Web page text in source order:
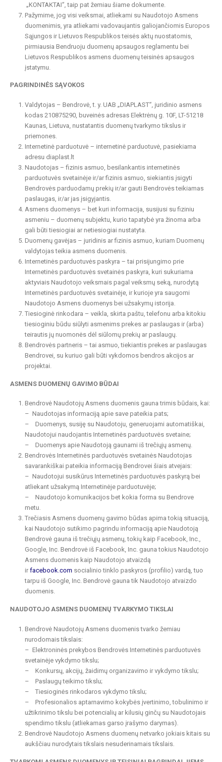
„KONTAKTAI“, taip pat žemiau šiame dokumente.
Pažymime, jog visi veiksmai, atliekami su Naudotojo Asmens
duomenimis, yra atliekami vadovaujantis galiojančiomis Europos
Sąjungos ir Lietuvos Respublikos teisės aktų nuostatomis,
pirmiausia Bendruoju duomenų apsaugos reglamentu bei
Lietuvos Respublikos asmens duomenų teisinės apsaugos
įstatymu.
PAGRINDINĖS SĄVOKOS
Valdytojas – Bendrovė, t. y. UAB „DIAPLAST“, juridinio asmens
kodas 210875290, buveinės adresas Elektrėnų g. 10F, LT-51218
Kaunas, Lietuva, nustatantis duomenų tvarkymo tikslus ir
priemones.
Internetinė parduotuvė – internetinė parduotuvė, pasiekiama
adresu diaplast.lt
Naudotojas – fizinis asmuo, besilankantis internetinės
parduotuvės svetainėje ir/ar fizinis asmuo, siekiantis įsigyti
Bendrovės parduodamų prekių ir/ar gauti Bendrovės teikiamas
paslaugas, ir/ar jas įsigyjantis.
Asmens duomenys – bet kuri informacija, susijusi su fiziniu
asmeniu – duomenų subjektu, kurio tapatybė yra žinoma arba
gali būti tiesiogiai ar netiesiogiai nustatyta.
Duomenų gavėjas – juridinis ar fizinis asmuo, kuriam Duomenų
valdytojas teikia asmens duomenis.
Internetinės parduotuvės paskyra – tai prisijungimo prie
Internetinės parduotuvės svetainės paskyra, kuri sukuriama
aktyviais Naudotojo veiksmais pagal veiksmų seką, nurodytą
Internetinės parduotuvės svetainėje, ir kurioje yra saugomi
Naudotojo Asmens duomenys bei užsakymų istorija.
Tiesioginė rinkodara – veikla, skirta paštu, telefonu arba kitokiu
tiesioginiu būdu siūlyti asmenims prekes ar paslaugas ir (arba)
teirautis jų nuomonės dėl siūlomų prekių ar paslaugų.
Bendrovės partneris – tai asmuo, tiekiantis prekes ar paslaugas
Bendrovei, su kuriuo gali būti vykdomos bendros akcijos ar
projektai.
ASMENS DUOMENŲ GAVIMO BŪDAI
Bendrovė Naudotojų Asmens duomenis gauna trimis būdais, kai:
– Naudotojas informaciją apie save pateikia pats;
– Duomenys, susiję su Naudotoju, generuojami automatiškai,
Naudotojui naudojantis Internetinės parduotuvės svetaine;
– Duomenys apie Naudotoją gaunami iš trečiųjų asmenų.
Bendrovės Internetinės parduotuvės svetainės Naudotojas
savarankiškai pateikia informaciją Bendrovei šiais atvejais:
– Naudotojui susikūrus Internetinės parduotuvės paskyrą bei
atliekant užsakymą Internetinėje parduotuvėje;
– Naudotojo komunikacijos bet kokia forma su Bendrove
metu.
Trečiasis Asmens duomenų gavimo būdas apima tokią situaciją,
kai Naudotojo sutikimo pagrindu informaciją apie Naudotoją
Bendrovė gauna iš trečiųjų asmenų, tokių kaip Facebook, Inc.,
Google, Inc. Bendrovė iš Facebook, Inc. gauna tokius Naudotojo
Asmens duomenis kaip Naudotojo atvaizdą
ir facebook.com socialinio tinklo paskyros (profilio) vardą, tuo
tarpu iš Google, Inc. Bendrovė gauna tik Naudotojo atvaizdo
duomenis.
NAUDOTOJO ASMENS DUOMENŲ TVARKYMO TIKSLAI
Bendrovė Naudotojų Asmens duomenis tvarko žemiau
nurodomais tikslais:
– Elektroninės prekybos Bendrovės Internetinės parduotuvės
svetainėje vykdymo tikslu;
– Konkursų, akcijų, žaidimų organizavimo ir vykdymo tikslu;
– Paslaugų teikimo tikslu;
– Tiesioginės rinkodaros vykdymo tikslu;
– Profesionalios aptarnavimo kokybės įvertinimo, tobulinimo ir
užtikrinimo tikslu bei potencialių ar kilusių ginčų su Naudotojais
spendimo tikslu (atliekamas garso įrašymo darymas).
Bendrovė Naudotojo Asmens duomenų netvarko jokiais kitais su
aukščiau nurodytais tikslais nesuderinamais tikslais.